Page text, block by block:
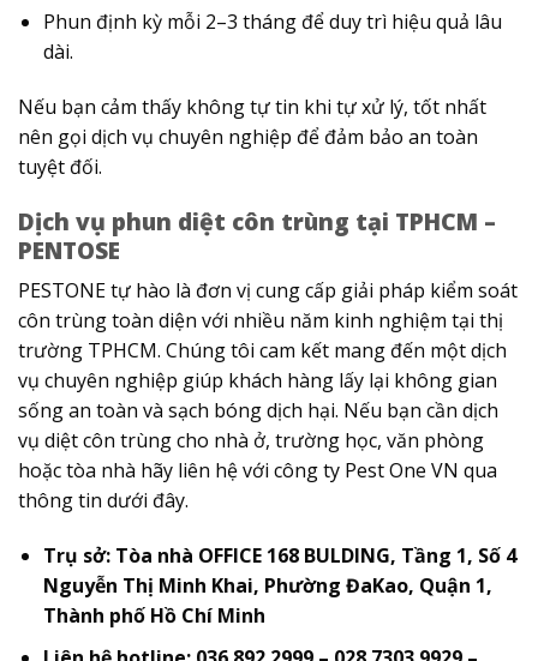
Phun định kỳ mỗi 2–3 tháng để duy trì hiệu quả lâu
dài.
Nếu bạn cảm thấy không tự tin khi tự xử lý, tốt nhất
nên gọi dịch vụ chuyên nghiệp để đảm bảo an toàn
tuyệt đối.
Dịch vụ phun diệt côn trùng tại TPHCM –
PENTOSE
PESTONE tự hào là đơn vị cung cấp giải pháp kiểm soát
côn trùng toàn diện với nhiều năm kinh nghiệm tại thị
trường TPHCM. Chúng tôi cam kết mang đến một dịch
vụ chuyên nghiệp giúp khách hàng lấy lại không gian
sống an toàn và sạch bóng dịch hại. Nếu bạn cần dịch
vụ diệt côn trùng cho nhà ở, trường học, văn phòng
hoặc tòa nhà hãy liên hệ với công ty Pest One VN qua
thông tin dưới đây.
Trụ sở: Tòa nhà OFFICE 168 BULDING, Tầng 1, Số 4
Nguyễn Thị Minh Khai, Phường ĐaKao, Quận 1,
Thành phố Hồ Chí Minh